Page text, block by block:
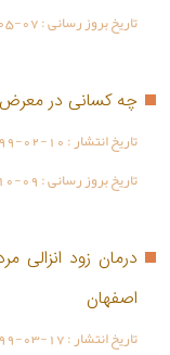
تاریخ بروز رسانی :07
چه کسانی در معرض
تاریخ انتشار :02-10
تاریخ بروز رسانی :09
درمان زود انزالی
اصفهان
تاریخ انتشار :03-17